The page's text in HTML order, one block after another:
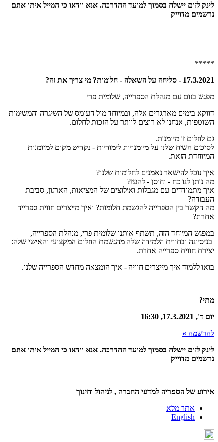
לינק לזום יישלח בסמוך למועד ההדרכה. אנא וודאו כי המייל איתו אתם
נרשמים מדוייק
*****
17.3.2021 - סליחה על השאלה - חלומות? מי צריך את זה?
מפגש בזום עם מנהלת הספרייה, שלומית פרי
דווקא בימים מאתגרים אלה, ובמיוחד מול העומס של השיגרה והמשימות
השוטפות, אנחנו לא רוצים לוותר על הזכות לחלום.
גם לחלום זו מיומנות.
לסיכום השיח שלנו על מיומנויות לימודיות - נקדיש מקום למיומנות
המיוחדת הזאת.
איך נוכל להישאר נאמנים לחלומות שלנו?
מה נותן לנו כח - וחוסן - להעז?
איך מתמודדים עם מגבלות ואילוצים של המציאות, הארגון, סביבת
העבודה?
מה הקשר בין הספרייה להגשמת חלומות? ואיך מייצרים חווית ספרייה
אחרת?
במפגש המיוחד הזה, תשתף אותנו שלומית פרי, מנהלת הספרייה,
בניסיונה ובחווית הלמידה שלה מהגשמת החלום המקצועי והאישי שלה:
יצירת חווית ספרייה אחרת.
בואו ללמוד איך מייצרים חוויה - איך הומצאה מחדש הספרייה שלנו.
מתי?
יום ד', 17.3.2021, 16:30
להרשמה »
לינק לזום יישלח בסמוך למועד ההדרכה. אנא וודאו כי המייל איתו אתם
נרשמים מדוייק
אירוע של הספריה למדעי החברה , לניהול וחינוך
אתר מלא
English